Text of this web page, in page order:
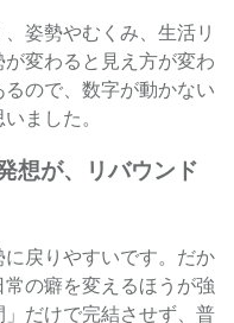
姿勢やむくみ、生活リ
変わると見え方が変わ
ので、数字が動かない
ました。
想が、リバウンド
戻りやすいです。だか
の癖を変えるほうが強
だけで完結させず、普